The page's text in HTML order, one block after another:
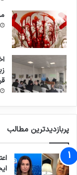
پربازدیدترین مطالب